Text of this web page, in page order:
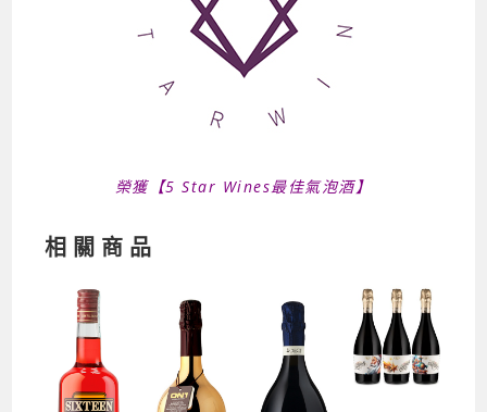
榮獲【5 Star Wines最佳氣泡酒】
相關商品